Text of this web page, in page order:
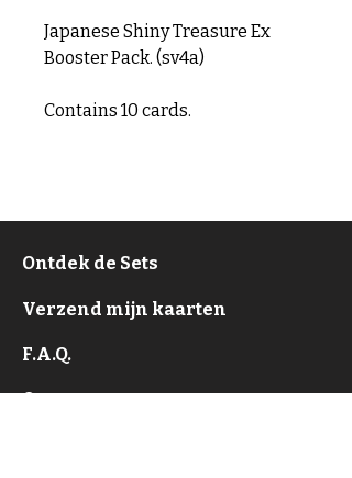
Japanese Shiny Treasure Ex
Booster Pack. (sv4a)
Contains 10 cards.
Ontdek de Sets
Verzend mijn kaarten
F.A.Q.
Over